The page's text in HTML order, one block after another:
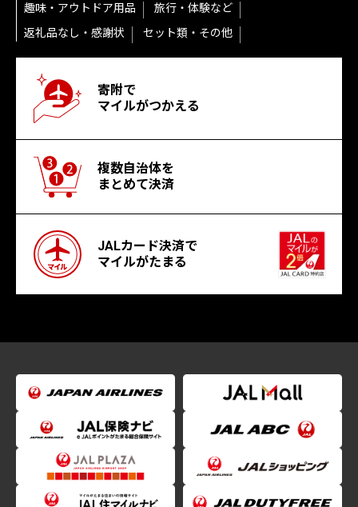
趣味・アウトドア用品
旅行・体験など
返礼品なし・感謝状
セット類・その他
寄附で
マイルがつかえる
複数自治体を
まとめて決済
JALカード決済で
マイルがたまる